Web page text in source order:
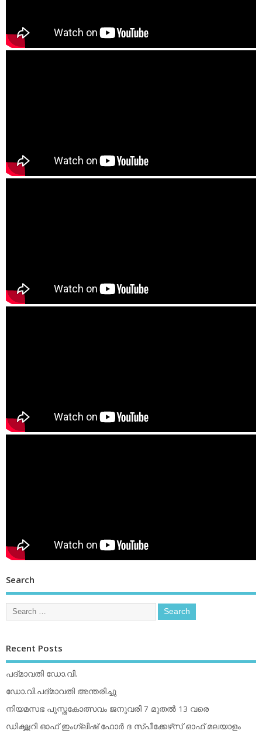
Search
Recent Posts
പദ്മാവതി ഡോ.വി.
ഡോ.വി.പദ്മാവതി അന്തരിച്ചു
നിയമസഭ പുസ്തകോത്സവം ജനുവരി 7 മുതല്‍ 13 വരെ
ഡിക്ഷ്ണറി ഓഫ് ഇംഗ്ലിഷ് ഫോര്‍ ദ സ്പീക്കേഴ്‌സ് ഓഫ് മലയാളം